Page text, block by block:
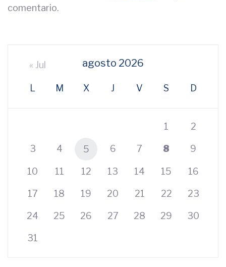
comentario.
agosto 2026
L M X J V S D
« Jul
1 2
3 4 5 6 7 8 9
10 11 12 13 14 15 16
17 18 19 20 21 22 23
24 25 26 27 28 29 30
31